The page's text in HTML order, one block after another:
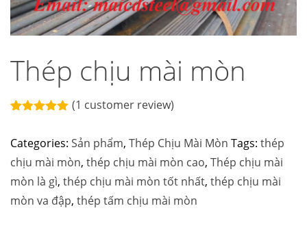
Thép chịu mài mòn
based on
rating
(1 customer review)
Categories: Sản phẩm, Thép Chịu Mài Mòn Tags: thép
chịu mài mòn, thép chịu mài mòn cao, Thép chịu mài
mòn là gì, thép chịu mài mòn tốt nhất, thép chịu mài
mòn va đập, thép tấm chịu mài mòn